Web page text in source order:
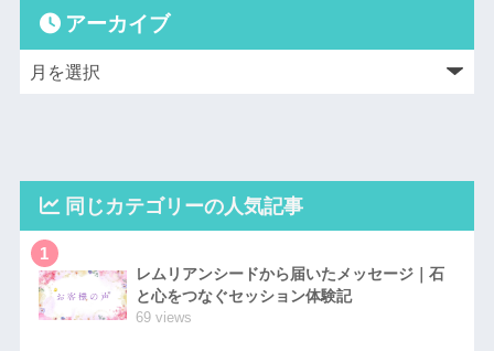
アーカイブ
同じカテゴリーの人気記事
1
レムリアンシードから届いたメッセージ｜石
と心をつなぐセッション体験記
69 views